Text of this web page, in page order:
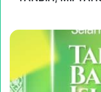
SHUDUR,
BAHASA
ARAB
Tahun
1448
H: